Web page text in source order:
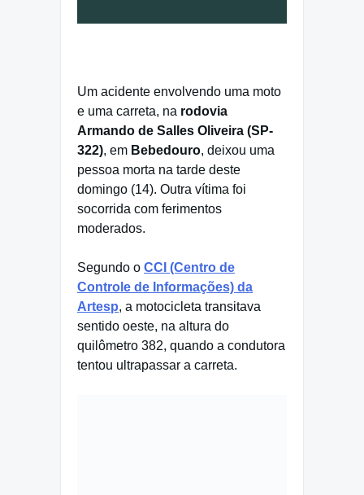
Um acidente envolvendo uma moto
e uma carreta, na rodovia
Armando de Salles Oliveira (SP-
322), em Bebedouro, deixou uma
pessoa morta na tarde deste
domingo (14). Outra vítima foi
socorrida com ferimentos
moderados.
Segundo o CCI (Centro de
Controle de Informações) da
Artesp, a motocicleta transitava
sentido oeste, na altura do
quilômetro 382, quando a condutora
tentou ultrapassar a carreta.